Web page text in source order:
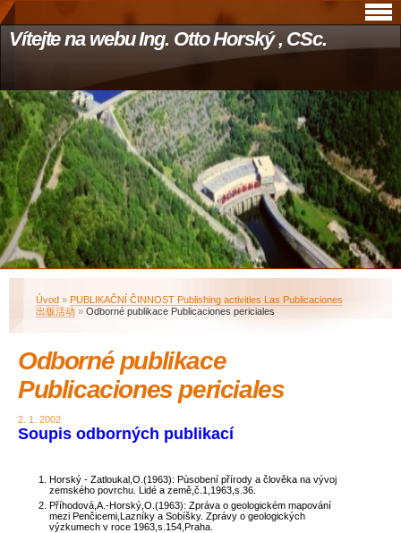
Vítejte na webu Ing. Otto Horský , CSc.
Úvod » PUBLIKAČNÍ ČINNOST Publishing activities Las Publicaciones
出版活动 » Odborné publikace Publicaciones periciales
Odborné publikace
Publicaciones periciales
2. 1. 2002
Soupis odborných publikací
Horský - Zatloukal,O.(1963): Pùsobení přírody a člověka na vývoj
zemského povrchu. Lidé a země,č.1,1963,s.36.
Příhodová,A.-Horský,O.(1963): Zpráva o geologickém mapování
mezi Penčicemi,Lazníky a Sobíšky. Zprávy o geologických
výzkumech v roce 1963,s.154,Praha.